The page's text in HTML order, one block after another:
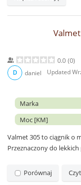
0.0 (0)
D daniel Updated
Marka
Moc [KM]
Valmet 305 to ciągnik o
Przeznaczony do
Porównaj